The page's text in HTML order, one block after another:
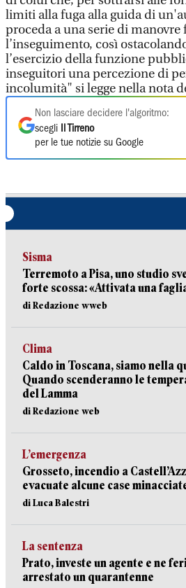
limiti alla fuga alla guida di
proceda a una serie di
l’inseguimento, così
l’esercizio della funzione
inseguitori una percezione di
incolumità" si legge nella nota
Non lasciare decidere l'algoritmo:
scegli
Il Tirreno
per le tue notizie su Google
Sisma
Terremoto a Pisa, uno studio
forte scossa: «Attivata una
di Redazione wweb
Clima
Caldo in Toscana, siamo nella
Quando scenderanno le
del Lamma
di Redazione web
L’emergenza
Grosseto, incendio a
evacuate alcune case
di Luca Balestri
La sentenza
Prato, investe un agente e ne
arrestato un quarantenne